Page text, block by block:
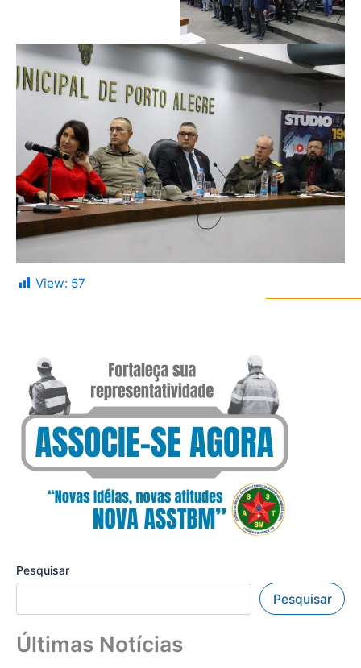
View: 57
Pesquisar
Pesquisar
Últimas Notícias